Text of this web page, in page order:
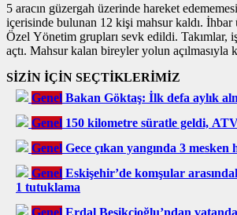
5 aracın güzergah üzerinde hareket
içerisinde bulunan 12 kişi mahsur kaldı.
Özel Yönetim grupları sevk edildi. Takımlar,
açtı. Mahsur kalan bireyler yolun açılmasıyla
SİZİN İÇİN SEÇTİKLERİMİZ
Genel Bakan Göktaş: İlk defa aylık
Genel 150 kilometre süratle geldi,
Genel Gece çıkan yangında 3 mesken
Genel Eskişehir’de komşular
1 tutuklama
Genel Erdal Beşikçioğlu’ndan